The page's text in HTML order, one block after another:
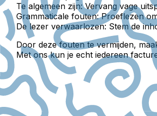
Te algemeen zijn:Vervang vage
Grammaticale fouten:Proeflezen
De lezer verwaarlozen: Stem de
Door deze fouten te vermijden,
Met ons kun je echt iedereen